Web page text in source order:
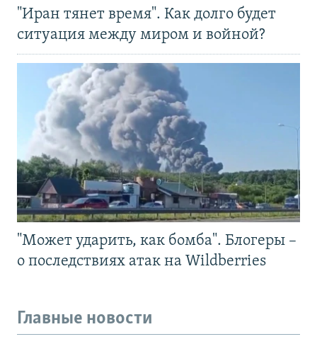
"Иран тянет время". Как долго будет
ситуация между миром и войной?
"Может ударить, как бомба". Блогеры –
о последствиях атак на Wildberries
Главные новости